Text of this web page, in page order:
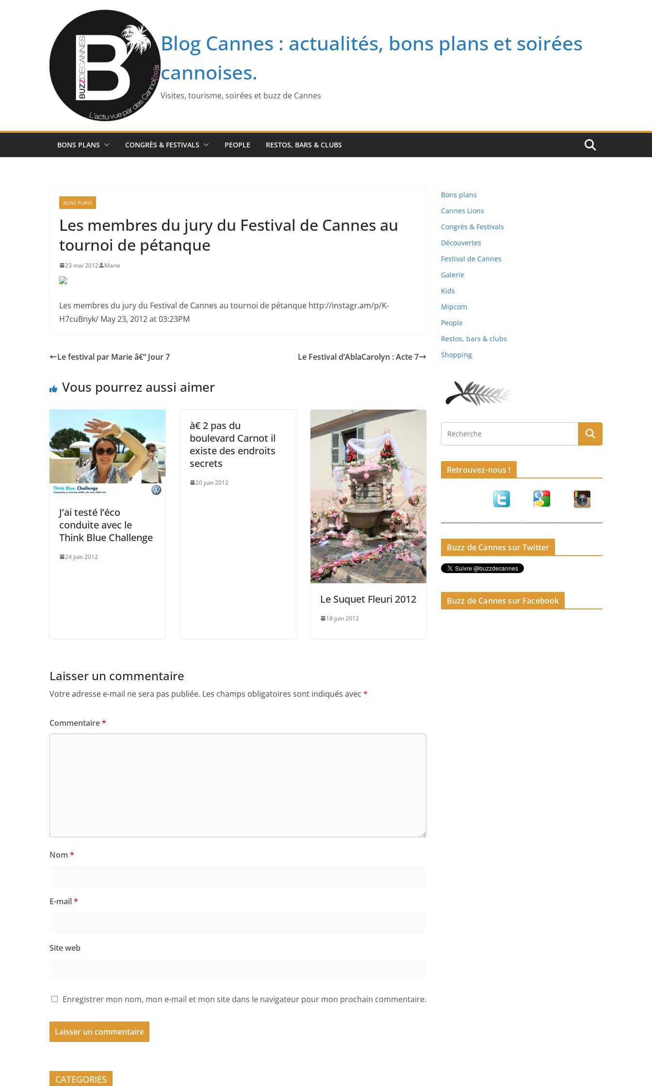
Blog Cannes : actualités, bons plans et soirées
cannoises.
Visites, tourisme, soirées et buzz de Cannes
BONS PLANS CONGRÈS & FESTIVALS PEOPLE RESTOS, BARS & CLUBS
BONS PLANS
Les membres du jury du Festival de Cannes au
tournoi de pétanque
23 mai 2012 Marie
Les membres du jury du Festival de Cannes au tournoi de pétanque http://instagr.am/p/K-
H7cuBnyk/ May 23, 2012 at 03:23PM
Le festival par Marie â€“ Jour 7 Le Festival d’AblaCarolyn : Acte 7
Vous pourrez aussi aimer
J’ai testé l’éco
conduite avec le
Think Blue Challenge
24 juin 2012
à€ 2 pas du
boulevard Carnot il
existe des endroits
secrets
20 juin 2012
Le Suquet Fleuri 2012
18 juin 2012
Laisser un commentaire
Votre adresse e-mail ne sera pas publiée. Les champs obligatoires sont indiqués avec *
Commentaire*
Nom *
E-mail*
Site web
Enregistrer mon nom, mon e-mail et mon site dans le navigateur pour mon prochain commentaire.
Bons plans
Cannes Lions
Congrès & Festivals
Découvertes
Festival de Cannes
Galerie
Kids
Mipcom
People
Restos, bars & clubs
Shopping
Retrouvez-nous !
Buzz de Cannes sur Twitter
Buzz de Cannes sur Facebook
CATEGORIES